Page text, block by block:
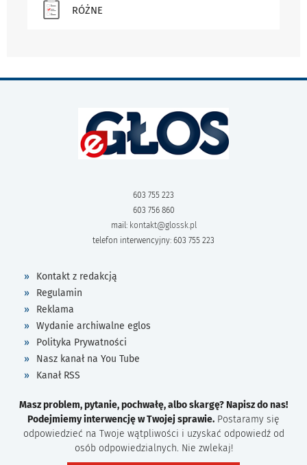
RÓŻNE
603 755 223
603 756 860
mail: kontakt@glossk.pl
telefon interwencyjny: 603 755 223
Kontakt z redakcją
Regulamin
Reklama
Wydanie archiwalne eglos
Polityka Prywatności
Nasz kanał na You Tube
Kanał RSS
Masz problem, pytanie, pochwałę, albo skargę? Napisz do nas!
Podejmiemy interwencję w Twojej sprawie. Postaramy się
odpowiedzieć na Twoje wątpliwości i uzyskać odpowiedź od
osób odpowiedzialnych. Nie zwlekaj!